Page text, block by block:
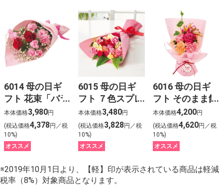
6014 母の日ギ
フト 花束「バラ
とスプレーカー
ネーション」
どら焼きセット
本体価格3,980円
(税込価格4,378円／税
10%)
オススメ
6015 母の日ギ
フト ７色スプレ
ーカーネーショ
ンブーケ
本体価格3,480円
(税込価格3,828円／税
10%)
オススメ
6016 母の日ギ
フト そのまま飾
れるバラとカー
ネーションのス
タンディングブ
ーケ
本体価格4,200円
(税込価格4,620円／税
10%)
オススメ
※2019年10月1日より、【軽】印が表示されている商品は軽減
税率（8%）対象商品となります。